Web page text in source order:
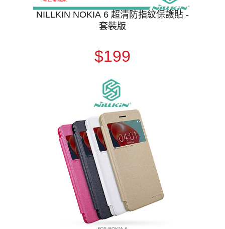
NILLKIN NOKIA 6 超清防指紋保護貼 -
套裝版
$199